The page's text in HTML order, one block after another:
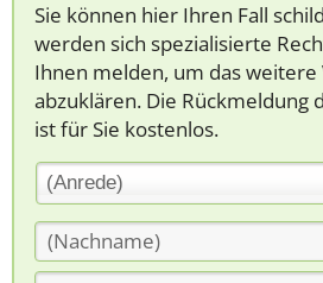
Sie können hier Ihren Fall
werden sich spezialisierte
Ihnen melden, um das weitere
abzuklären. Die Rückmeldung
ist für Sie kostenlos.
(Anrede)